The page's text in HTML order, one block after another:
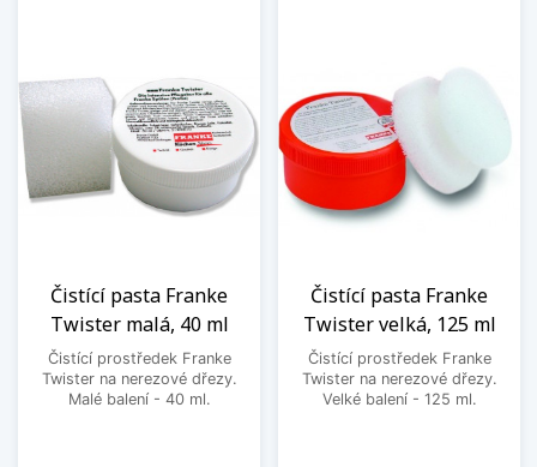
Čistící pasta Franke
Twister malá, 40 ml
Čistící prostředek Franke
Twister na nerezové dřezy.
Malé balení - 40 ml.
Čistící pasta Franke
Twister velká, 125 ml
Čistící prostředek Franke
Twister na nerezové dřezy.
Velké balení - 125 ml.